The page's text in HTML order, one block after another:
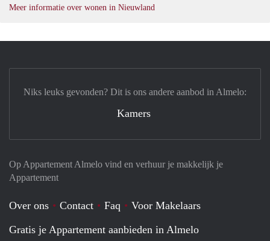
Meer informatie over wonen in Nieuwland
Op Appartement Almelo vind en verhuur je makkelijk je
Appartement
Over ons Contact Faq
Voor Makelaars
Gratis je Appartement aanbieden in Almelo
Niks leuks gevonden? Dit is ons andere aanbod in Almelo:
Kamers